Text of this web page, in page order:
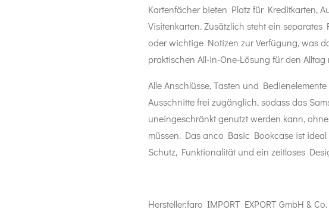
Kartenfächer bieten Platz für Kreditkarten,
Visitenkarten. Zusätzlich steht ein separates
oder wichtige Notizen zur Verfügung, was
praktischen All-in-One-Lösung für den Alltag
Alle Anschlüsse, Tasten und
Ausschnitte frei zugänglich, sodass das
uneingeschränkt genutzt werden kann,
müssen. Das anco Basic Bookcase ist
Schutz, Funktionalität und ein zeitloses
Hersteller:faro IMPORT EXPORT GmbH & Co.